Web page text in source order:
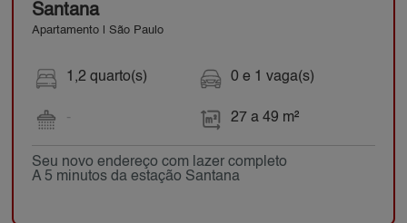
Santana
Apartamento | São Paulo
1,2 quarto(s)
-
0 e 1 vaga(s)
27 a 49 m²
Seu novo endereço com lazer completo
A 5 minutos da estação Santana